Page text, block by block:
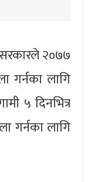
२०७७
गर्नका लागि
५ दिनभित्र
गर्नका लागि